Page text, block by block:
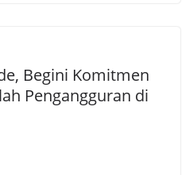
Begini Komitmen
Pengangguran di